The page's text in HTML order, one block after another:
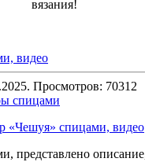
вязания!
видео
Просмотров: 70312
спицами
представлено